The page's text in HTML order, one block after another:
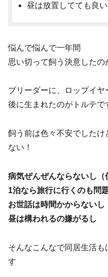
昼は放置してても良
悩んで悩んで一年間
思い切って飼う決意した
ブリーダーに、ロップイ
後に生まれたのがトルテで
飼う前は色々不安でした
ない！
病気ぜんぜんならないし（
1泊なら旅行に行くのも問
お世話は時間かからないし
昼は構われるの嫌がるし
そんなこんなで同居生活
す